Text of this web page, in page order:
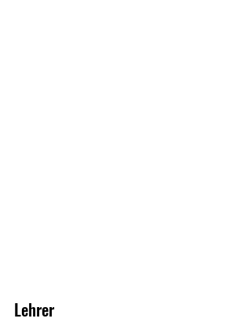
Lehrer